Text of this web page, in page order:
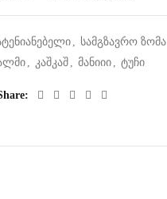
, სამგზავრო ზომა
, კაშკაშ , მანიიი , ტუჩი